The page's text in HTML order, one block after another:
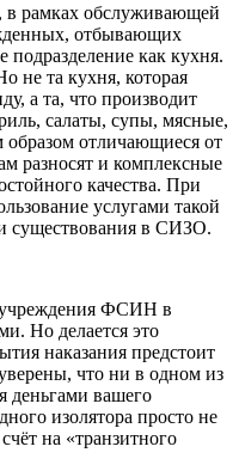
рамках обслуживающей
отбывающих
подразделение как кухня.
не та кухня, которая
а та, что производит
салаты, супы, мясные,
отличающиеся от
разносят и комплексные
качества. При
услугами такой
существования в СИЗО.
учреждения ФСИН в
Но делается это
наказания предстоит
что ни в одном из
деньгами вашего
изолятора просто не
на «транзитного